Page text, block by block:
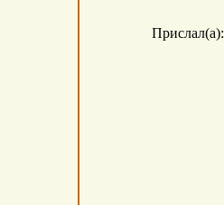
Прислал(а):